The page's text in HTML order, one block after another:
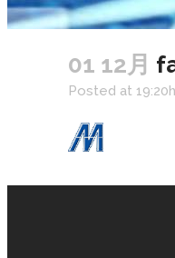
01 12月
Posted at 19:20h